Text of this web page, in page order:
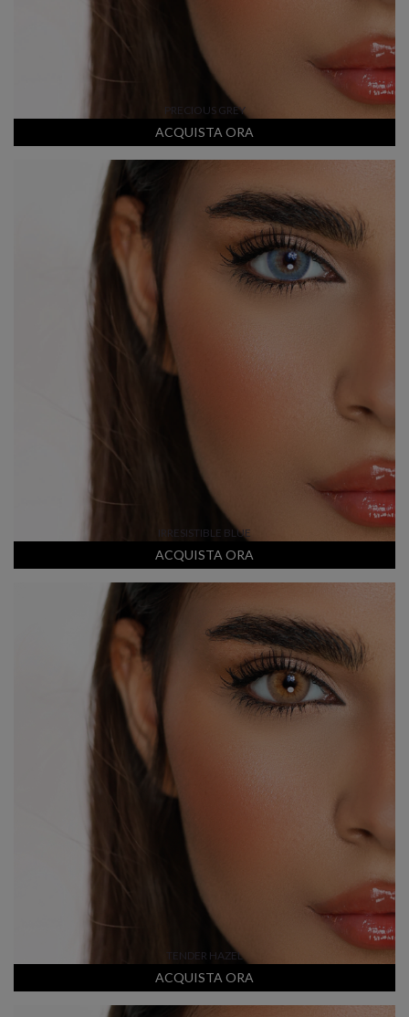
PRECIOUS GREY
ACQUISTA ORA
IRRESISTIBLE BLUE
ACQUISTA ORA
TENDER HAZEL
ACQUISTA ORA